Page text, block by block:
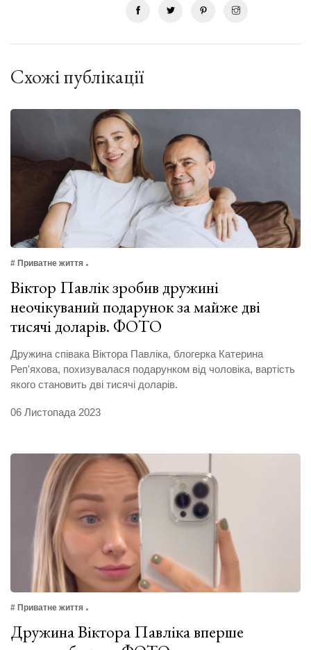
Схожі публікації
# Приватне життя
Віктор Павлік зробив дружині
неочікуваний подарунок за майже дві
тисячі доларів. ФОТО
Дружина співака Віктора Павліка, блогерка Катерина
Реп'яхова, похизувалася подарунком від чоловіка, вартість
якого становить дві тисячі доларів.
06 Листопада 2023
# Приватне життя
Дружина Віктора Павліка вперше